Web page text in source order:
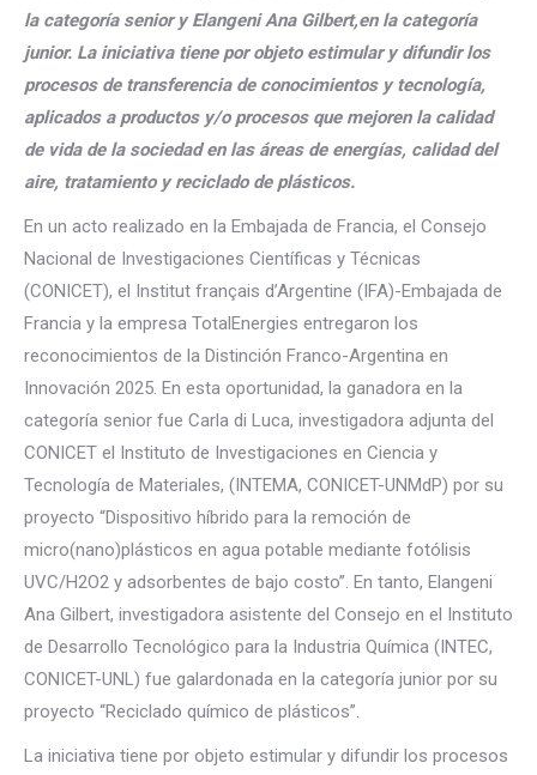
la categoría senior y Elangeni Ana Gilbert,en la categoría
junior. La iniciativa tiene por objeto estimular y difundir los
procesos de transferencia de conocimientos y tecnología,
aplicados a productos y/o procesos que mejoren la calidad
de vida de la sociedad en las áreas de energías, calidad del
aire, tratamiento y reciclado de plásticos.
En un acto realizado en la Embajada de Francia, el Consejo
Nacional de Investigaciones Científicas y Técnicas
(CONICET), el Institut français d’Argentine (IFA)-Embajada de
Francia y la empresa TotalEnergies entregaron los
reconocimientos de la Distinción Franco-Argentina en
Innovación 2025. En esta oportunidad, la ganadora en la
categoría senior fue Carla di Luca, investigadora adjunta del
CONICET el Instituto de Investigaciones en Ciencia y
Tecnología de Materiales, (INTEMA, CONICET-UNMdP) por su
proyecto “Dispositivo híbrido para la remoción de
micro(nano)plásticos en agua potable mediante fotólisis
UVC/H2O2 y adsorbentes de bajo costo”. En tanto, Elangeni
Ana Gilbert, investigadora asistente del Consejo en el Instituto
de Desarrollo Tecnológico para la Industria Química (INTEC,
CONICET-UNL) fue galardonada en la categoría junior por su
proyecto “Reciclado químico de plásticos”.
La iniciativa tiene por objeto estimular y difundir los procesos